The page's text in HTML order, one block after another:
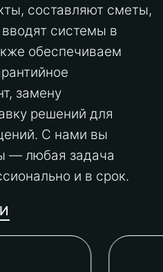
составляют сметы,
системы в
обеспечиваем
замену
решений для
С нами вы
— любая задача
и в срок.